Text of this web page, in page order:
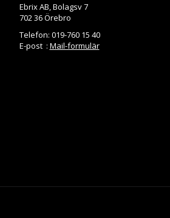
Ebrix AB, Bolagsv 7
702 36 Örebro
Telefon: 019-760 15 40
E-post : Mail-formulär